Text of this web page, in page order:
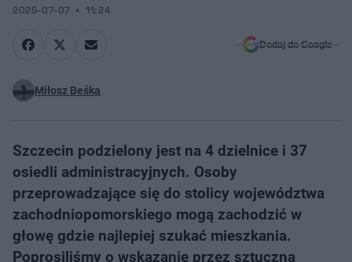
2025-07-07 11:24
Dodaj do Google
Miłosz Beśka
Szczecin podzielony jest na 4 dzielnice i 37
osiedli administracyjnych. Osoby
przeprowadzające się do stolicy województwa
zachodniopomorskiego mogą zachodzić w
głowę gdzie najlepiej szukać mieszkania.
Poprosiliśmy o wskazanie przez sztuczną